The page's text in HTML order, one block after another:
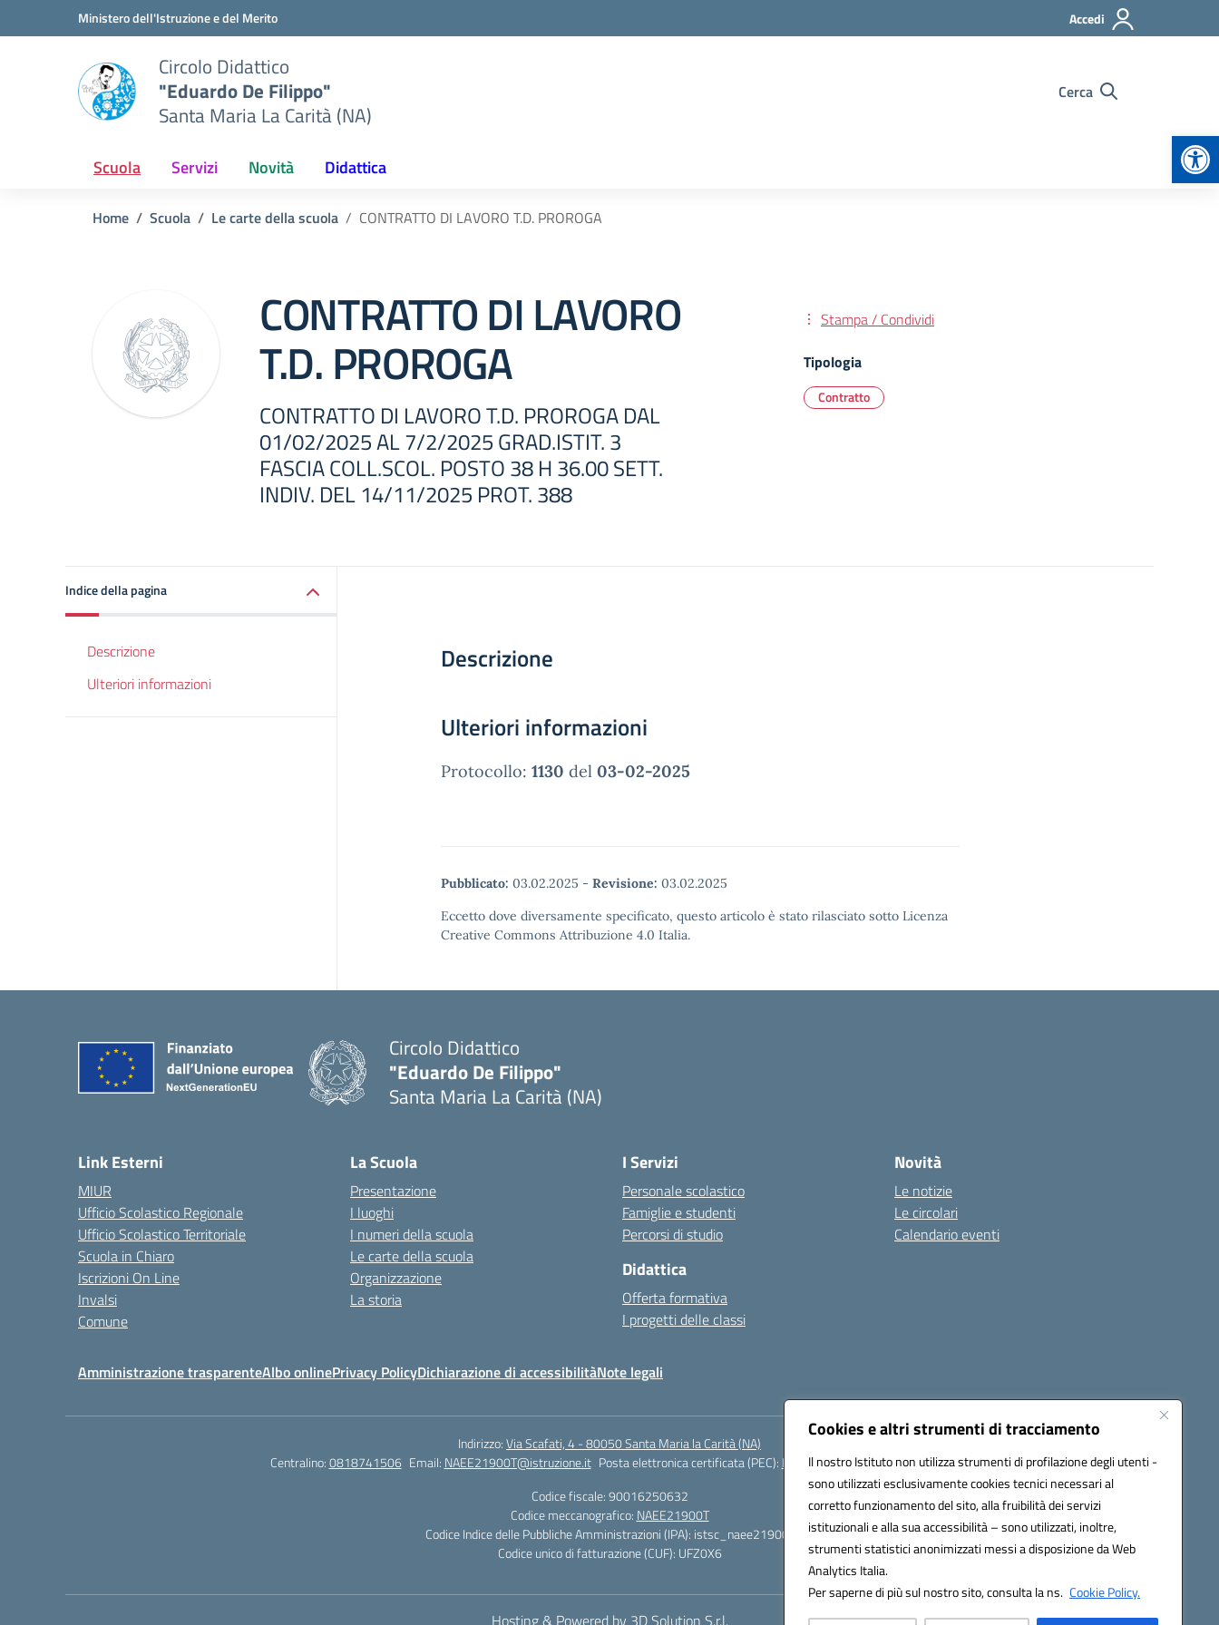
Cookies e altri strumenti di tracciamento
Il nostro Istituto non utilizza strumenti di profilazione degli utenti -
sono utilizzati esclusivamente cookies tecnici necessari al
corretto funzionamento del sito, alla fruibilità dei servizi
istituzionali e alla sua accessibilità – sono utilizzati, inoltre,
strumenti statistici anonimizzati messi a disposizione da Web
Analytics Italia.
Per saperne di più sul nostro sito, consulta la ns. Cookie Policy.
Vai ai contenuti
Vai al menu di navigazioneMinistero dell'Istruzione e del Merito Accedi
Circolo Didattico
"Eduardo De Filippo"
Santa Maria La Carità (NA)
Cerca
Scuola Servizi Novità Didattica
Home Scuola Le carte della scuola CONTRATTO DI LAVORO T.D. PROROGA
CONTRATTO DI LAVORO
T.D. PROROGA
CONTRATTO DI LAVORO T.D. PROROGA DAL
01/02/2025 AL 7/2/2025 GRAD.ISTIT. 3
FASCIA COLL.SCOL. POSTO 38 H 36.00 SETT.
INDIV. DEL 14/11/2025 PROT. 388
Stampa / Condividi
Tipologia
Contratto
Indice della pagina
Descrizione
Ulteriori informazioni
Descrizione
Ulteriori informazioni
Protocollo: 1130 del 03-02-2025
Pubblicato: 03.02.2025 - Revisione: 03.02.2025
Eccetto dove diversamente specificato, questo articolo è stato rilasciato sotto Licenza
Creative Commons Attribuzione 4.0 Italia.
Circolo Didattico
"Eduardo De Filippo"
Santa Maria La Carità (NA)
Link Esterni
MIUR
Ufficio Scolastico Regionale
Ufficio Scolastico Territoriale
Scuola in Chiaro
Iscrizioni On Line
Invalsi
Comune
La Scuola
Presentazione
I luoghi
I numeri della scuola
Le carte della scuola
Organizzazione
La storia
I Servizi
Personale scolastico
Famiglie e studenti
Percorsi di studio
Didattica
Offerta formativa
I progetti delle classi
Novità
Le notizie
Le circolari
Calendario eventi
Amministrazione trasparenteAlbo onlinePrivacy PolicyDichiarazione di accessibilitàNote legali
Indirizzo:Via Scafati, 4 - 80050 Santa Maria la Carità (NA)
Centralino:0818741506 Email: NAEE21900T@istruzione.it Posta elettronica certificata (PEC): NAEE21900T@pec.istruzione.it
Codice fiscale: 90016250632
Codice meccanografico: NAEE21900T
Codice Indice delle Pubbliche Amministrazioni (IPA): istsc_naee21900t
Codice unico di fatturazione (CUF): UFZ0X6
Hosting & Powered by 3D Solution S.r.l.